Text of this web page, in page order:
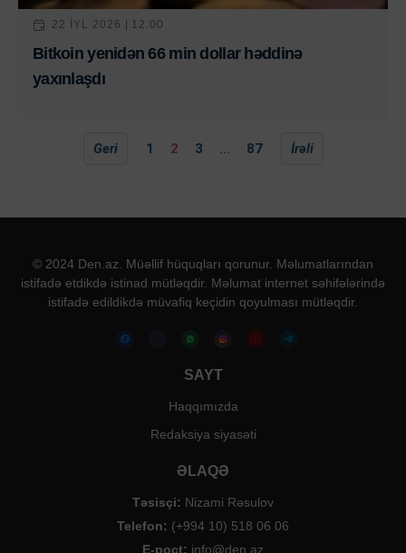
22 IYL 2026 | 12:00
Bitkoin yenidən 66 min dollar həddinə
yaxınlaşdı
Geri 1 2 3 ... 87 İrəli
© 2024 Den.az. Müəllif hüquqları qorunur. Məlumatlarından
istifadə etdikdə istinad mütləqdir. Məlumat internet səhifələrində
istifadə edildikdə müvafiq keçidin qoyulması mütləqdir.
SAYT
Haqqımızda
Redaksiya siyasəti
ƏLAQƏ
Təsisçi: Nizami Rəsulov
Telefon: (+994 10) 518 06 06
E-poçt: info@den.az